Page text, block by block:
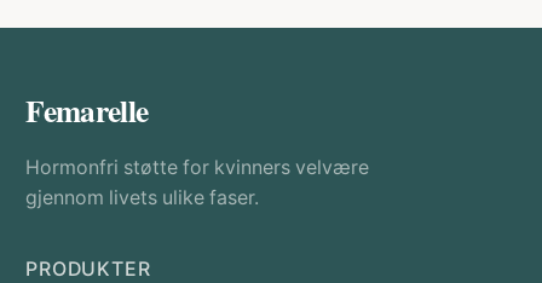
Femarelle
Hormonfri støtte for kvinners velvære
gjennom livets ulike faser.
PRODUKTER